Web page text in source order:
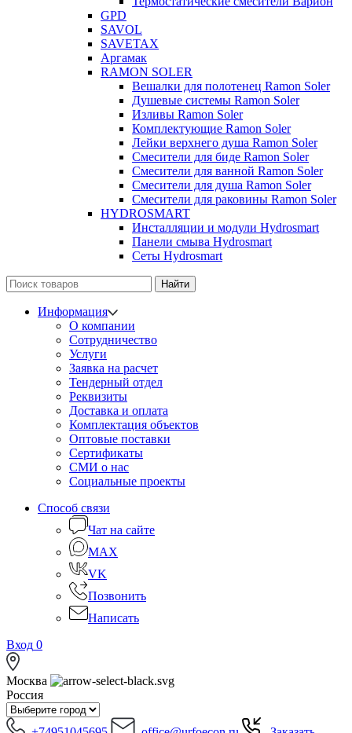
GPD
SAVOL
SAVETAX
Аргамак
RAMON SOLER
Вешалки для полотенец Ramon Soler
Душевые системы Ramon Soler
Изливы Ramon Soler
Комплектующие Ramon Soler
Лейки верхнего душа Ramon Soler
Смесители для биде Ramon Soler
Смесители для ванной Ramon Soler
Смесители для душа Ramon Soler
Смесители для раковины Ramon Soler
HYDROSMART
Инсталляции и модули Hydrosmart
Панели смыва Hydrosmart
Сеты Hydrosmart
Найти
Информация
О компании
Сотрудничество
Услуги
Заявка на расчет
Тендерный отдел
Реквизиты
Доставка и оплата
Комплектация объектов
Оптовые поставки
Сертификаты
СМИ о нас
Социальные проекты
Способ связи
Чат на сайте
MAX
VK
Позвонить
Написать
Вход 0
Москва
Россия